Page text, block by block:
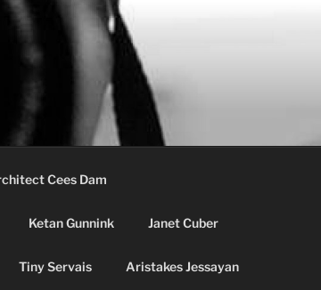
Cees Dam
Ketan Gunnink Janet Cuber
Tiny Servais Aristakes Jessayan